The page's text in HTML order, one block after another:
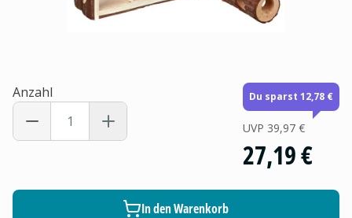
Anzahl Du sparst 12,78 €
UVP 39,97 €
27,19 €
In den Warenkorb